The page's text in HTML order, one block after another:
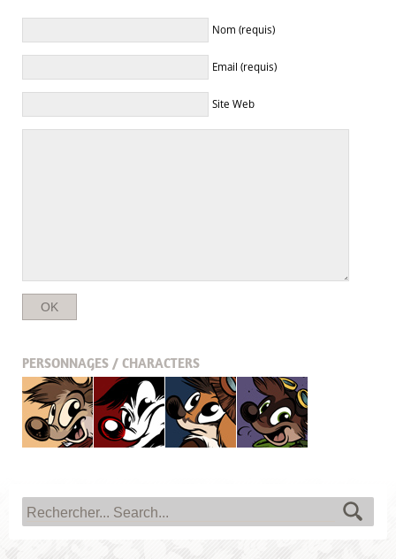
Nom (requis)
Email (requis)
Site Web
PERSONNAGES / CHARACTERS
Titash Pistash Pucky Krabouille